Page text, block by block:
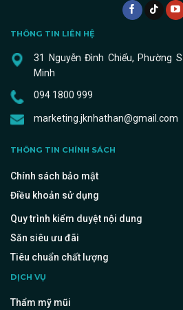
THÔNG TIN LIÊN HỆ
31 Nguyễn Đình Chiểu, Phường
Minh
094 1800 999
marketing.jknhathan@gmail.com
THÔNG TIN CHÍNH SÁCH
Chính sách bảo mật
Điều khoản sử dụng
Quy trình kiểm duyệt nội dung
Săn siêu ưu đãi
Tiêu chuẩn chất lượng
DỊCH VỤ
Thẩm mỹ mũi